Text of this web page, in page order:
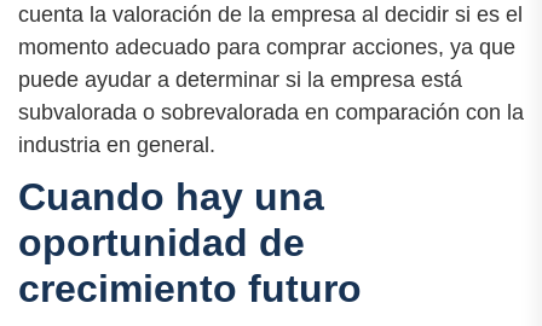
cuenta la valoración de la empresa al decidir si es el
momento adecuado para comprar acciones, ya que
puede ayudar a determinar si la empresa está
subvalorada o sobrevalorada en comparación con la
industria en general.
Cuando hay una
oportunidad de
crecimiento futuro